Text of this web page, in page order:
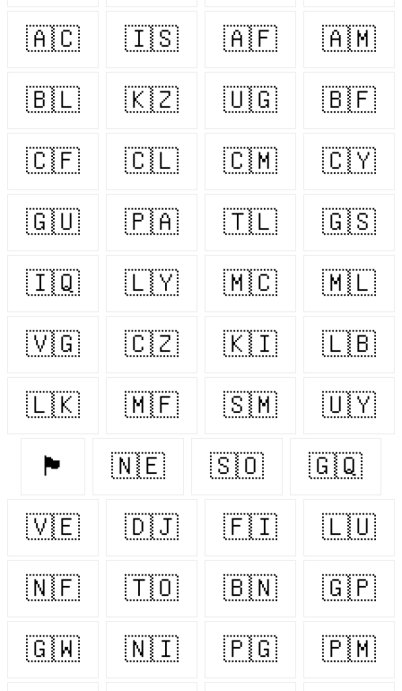
🇦🇨 🇮🇸 🇦🇫 🇦🇲
🇧🇱 🇰🇿 🇺🇬 🇧🇫
🇨🇫 🇨🇱 🇨🇲 🇨🇾
🇬🇺 🇵🇦 🇹🇱 🇬🇸
🇮🇶 🇱🇾 🇲🇨 🇲🇱
🇻🇬 🇨🇿 🇰🇮 🇱🇧
🇱🇰 🇲🇫 🇸🇲 🇺🇾
🏴󠁧󠁢󠁷󠁬󠁳󠁿 🇳🇪 🇸🇴 🇬🇶
🇻🇪 🇩🇯 🇫🇮 🇱🇺
🇳🇫 🇹🇴 🇧🇳 🇬🇵
🇬🇼 🇳🇮 🇵🇬 🇵🇲